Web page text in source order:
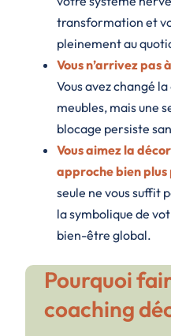
transformation et
pleinement au
Vous n’arrivez pas
Vous avez changé
meubles, mais une
blocage persiste
Vous aimez la
approche bien
seule ne vous suffit
la symbolique de
bien-être global.
Pourquoi
coaching